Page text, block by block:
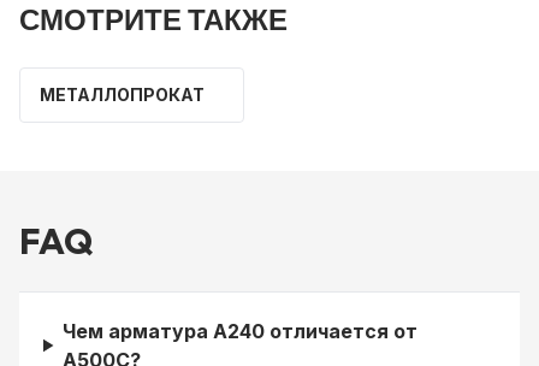
СМОТРИТЕ ТАКЖЕ
МЕТАЛЛОПРОКАТ
FAQ
Чем арматура А240 отличается от
А500С?